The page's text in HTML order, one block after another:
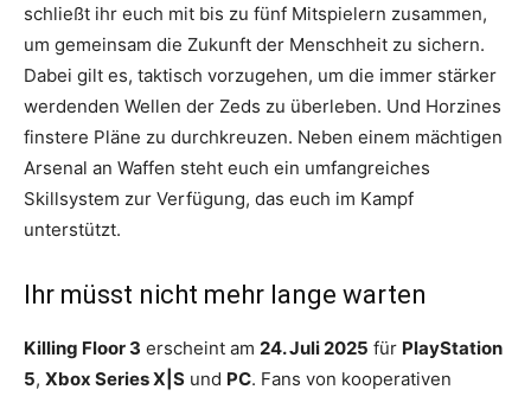
schließt ihr euch mit bis zu fünf Mitspielern zusammen,
um gemeinsam die Zukunft der Menschheit zu sichern.
Dabei gilt es, taktisch vorzugehen, um die immer stärker
werdenden Wellen der Zeds zu überleben. Und Horzines
finstere Pläne zu durchkreuzen. Neben einem mächtigen
Arsenal an Waffen steht euch ein umfangreiches
Skillsystem zur Verfügung, das euch im Kampf
unterstützt.
Ihr müsst nicht mehr lange warten
Killing Floor 3 erscheint am 24. Juli 2025 für PlayStation
5, Xbox Series X|S und PC. Fans von kooperativen